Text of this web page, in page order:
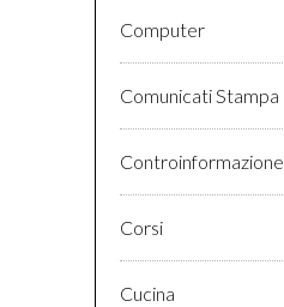
Computer
Comunicati Stampa
Controinformazione
Corsi
Cucina